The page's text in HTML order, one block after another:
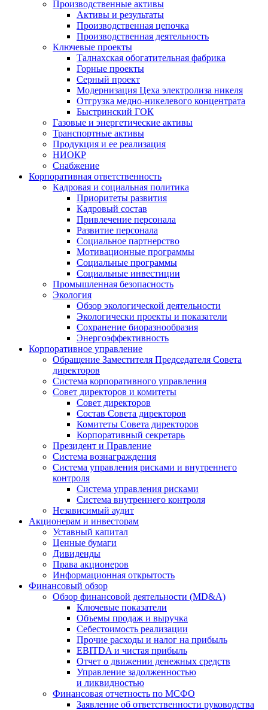
Производственные активы
Активы и результаты
Производственная цепочка
Производственная деятельность
Ключевые проекты
Талнахская обогатительная фабрика
Горные проекты
Серный проект
Модернизация Цеха электролиза никеля
Отгрузка медно-никелевого концентрата
Быстринский ГОК
Газовые и энергетические активы
Транспортные активы
Продукция и ее реализация
НИОКР
Снабжение
Корпоративная ответственность
Кадровая и социальная политика
Приоритеты развития
Кадровый состав
Привлечение персонала
Развитие персонала
Социальное партнерство
Мотивационные программы
Социальные программы
Социальные инвестиции
Промышленная безопасность
Экология
Обзор экологической деятельности
Экологически проекты и показатели
Сохранение биоразнообразия
Энергоэффективность
Корпоративное управление
Обращение Заместителя Председателя Совета
директоров
Система корпоративного управления
Совет директоров и комитеты
Совет директоров
Состав Совета директоров
Комитеты Совета директоров
Корпоративный секретарь
Президент и Правление
Система вознаграждения
Система управления рисками и внутреннего
контроля
Система управления рисками
Система внутреннего контроля
Независимый аудит
Акционерам и инвесторам
Уставный капитал
Ценные бумаги
Дивиденды
Права акционеров
Информационная открытость
Финансовый обзор
Обзор финансовой деятельности (MD&A)
Ключевые показатели
Объемы продаж и выручка
Себестоимость реализации
Прочие расходы и налог на прибыль
EBITDA и чистая прибыль
Отчет о движении денежных средств
Управление задолженностью
и ликвидностью
Финансовая отчетность по МСФО
Заявление об ответственности руководства